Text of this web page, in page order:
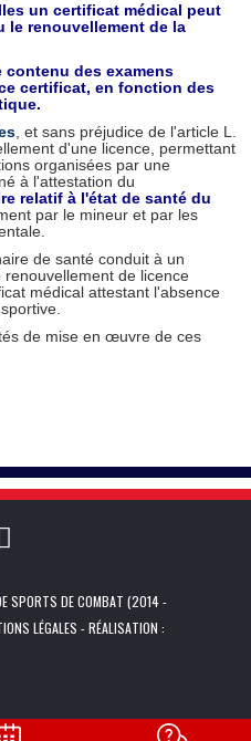
un certificat médical peut
le renouvellement de la
contenu des examens
certificat, en fonction des
, et sans préjudice de l'article L.
d'une licence, permettant
organisées par une
à l'attestation du
relatif à l'état de santé du
par le mineur et par les
de santé conduit à un
de licence
médical attestant l'absence
de mise en œuvre de ces
SPORTS DE COMBAT (2014 -
LÉGALES - RÉALISATION :